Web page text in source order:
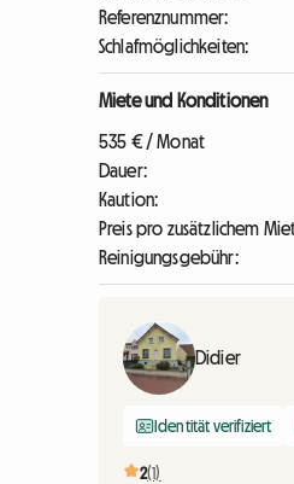
Referenznummer:
Schlafmöglichkeiten:
Miete und Konditionen
535 € / Monat
Dauer:
Kaution:
Preis pro zusätzlichem
Reinigungsgebühr:
Didier
Identität verifiziert
2(1)